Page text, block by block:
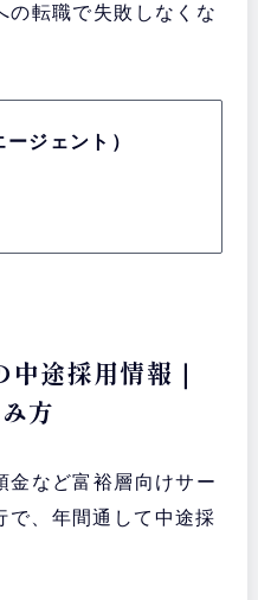
の転職で失敗しなくな
ジェント）
途採用情報｜
方
金など富裕層向けサー
で、年間通して中途採